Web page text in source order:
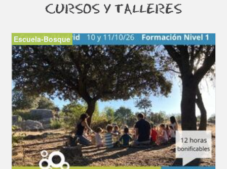
CURSOS Y TALLERES
Escuela-Bosque